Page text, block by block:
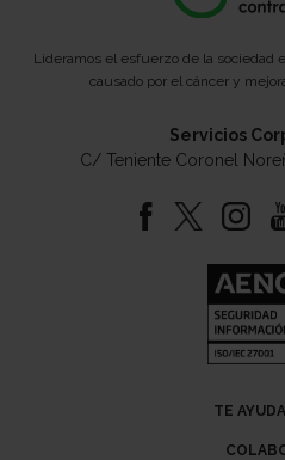
Lideramos el esfuerzo de la sociedad
causado por el cáncer y
Servicios
C/ Teniente Coronel
TE